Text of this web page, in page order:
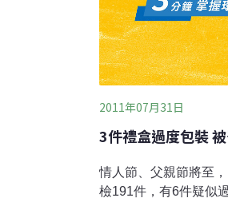
2011年07月31日
3件禮盒過度包裝
情人節、父親節將至
檢191件，有6件疑似